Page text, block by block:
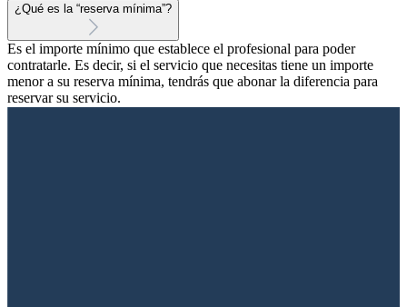
¿Qué es la “reserva mínima”?
Es el importe mínimo que establece el profesional para poder
contratarle. Es decir, si el servicio que necesitas tiene un importe
menor a su reserva mínima, tendrás que abonar la diferencia para
reservar su servicio.